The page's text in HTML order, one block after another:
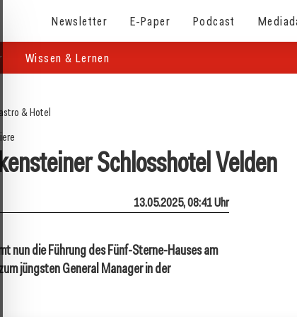
Newsletter E-Paper Podcast
Wissen & Lernen
& Hotel
Schlosshotel Velden
13.05.2025, 08:41 Uhr
nun die Führung des Fünf-Sterne-Hauses am
jüngsten General Manager in der